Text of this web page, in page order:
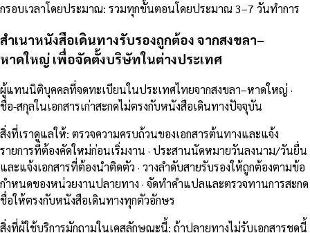
กรอบเวลาโดยประมาณ: รวมทุกขั้นตอนโดยประมาณ 3–7 วันทำการ
สำเนาหนังสือเดินทางรับรองถูกต้อง จากสงขลา–
หาดใหญ่ เพื่อจัดตั้งบริษัทในต่างประเทศ
ผู้แทนนิติบุคคลที่จดทะเบียนในประเทศไทยจากสงขลา–หาดใหญ่ ·
ชื่อ-สกุลในเอกสารเก่าสะกดไม่ตรงกับหนังสือเดินทางปัจจุบัน
สิ่งที่เราดูแลให้: ตรวจความครบถ้วนของเอกสารต้นทางและแจ้ง
รายการที่ต้องคัดใหม่ก่อนเริ่มงาน · ประสานนัดหมายวันลงนาม/วันยื่น
และแจ้งเอกสารที่ต้องนำติดตัว · วางลำดับสายรับรองให้ถูกต้องตามข้อ
กำหนดของหน่วยงานปลายทาง · จัดทำคำแปลและตรวจทานการสะกด
ชื่อให้ตรงกับหนังสือเดินทางทุกตัวอักษร
สิ่งที่ผู้ใช้บริการมักถามในเคสลักษณะนี้: ถ้าปลายทางไม่รับเอกสารชุดนี้